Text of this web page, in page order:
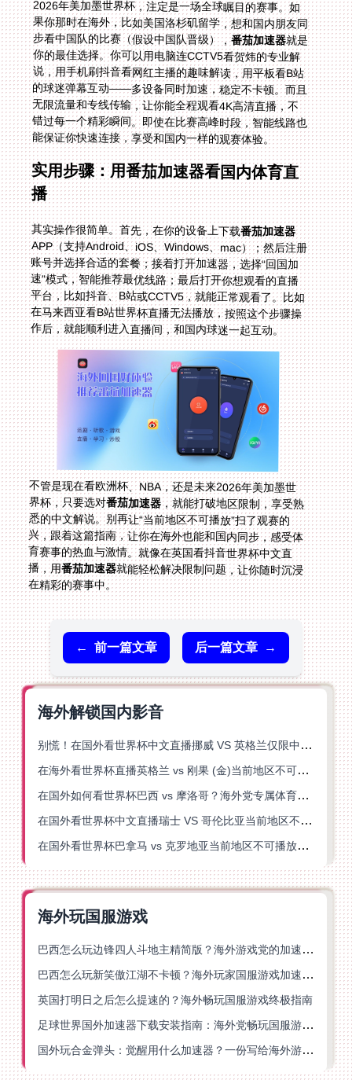
2026年美加墨世界杯，注定是一场全球瞩目的赛事。如
果你那时在海外，比如美国洛杉矶留学，想和国内朋友同
步看中国队的比赛（假设中国队晋级），番茄加速器就是
你的最佳选择。你可以用电脑连CCTV5看贺炜的专业解
说，用手机刷抖音看网红主播的趣味解读，用平板看B站
的球迷弹幕互动——多设备同时加速，稳定不卡顿。而且
无限流量和专线传输，让你能全程观看4K高清直播，不
错过每一个精彩瞬间。即使在比赛高峰时段，智能线路也
能保证你快速连接，享受和国内一样的观赛体验。
实用步骤：用番茄加速器看国内体育直
播
其实操作很简单。首先，在你的设备上下载番茄加速器
APP（支持Android、iOS、Windows、mac）；然后注册
账号并选择合适的套餐；接着打开加速器，选择“回国加
速”模式，智能推荐最优线路；最后打开你想观看的直播
平台，比如抖音、B站或CCTV5，就能正常观看了。比如
在马来西亚看B站世界杯直播无法播放，按照这个步骤操
作后，就能顺利进入直播间，和国内球迷一起互动。
不管是现在看欧洲杯、NBA，还是未来2026年美加墨世
界杯，只要选对番茄加速器，就能打破地区限制，享受熟
悉的中文解说。别再让“当前地区不可播放”扫了观赛的
兴，跟着这篇指南，让你在海外也能和国内同步，感受体
育赛事的热血与激情。就像在英国看抖音世界杯中文直
播，用番茄加速器就能轻松解决限制问题，让你随时沉浸
在精彩的赛事中。
← 前一篇文章 后一篇文章 →
海外解锁国内影音
别慌！在国外看世界杯中文直播挪威 VS 英格兰仅限中国大陆？这篇指南帮你搞定
在海外看世界杯直播英格兰 vs 刚果 (金)当前地区不可播放？这篇指南帮你突破所有限制
在国外如何看世界杯巴西 vs 摩洛哥？海外党专属体育观赛指南来了
在国外看世界杯中文直播瑞士 VS 哥伦比亚当前地区不可播放？这篇指南帮你搞定
在国外看世界杯巴拿马 vs 克罗地亚当前地区不可播放？这篇指南帮你轻松解决海外体育直播难题
海外玩国服游戏
巴西怎么玩边锋四人斗地主精简版？海外游戏党的加速器终极选择
巴西怎么玩新笑傲江湖不卡顿？海外玩家国服游戏加速终极指南（附猫和老鼠一梦江湖实测）
英国打明日之后怎么提速的？海外畅玩国服游戏终极指南
足球世界国外加速器下载安装指南：海外党畅玩国服游戏的终极解决方案
国外玩合金弹头：觉醒用什么加速器？一份写给海外游子的畅玩指南